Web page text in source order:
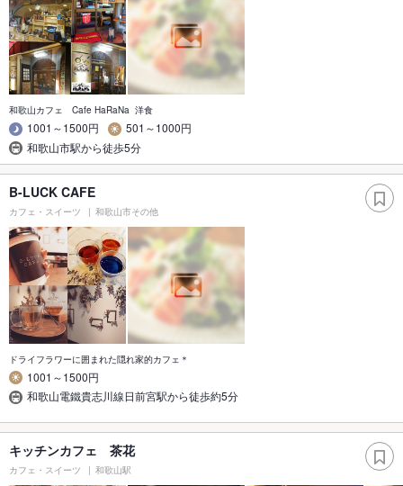
和歌山カフェ Cafe HaRaNa 洋食
1001～1500円
501～1000円
和歌山市駅から徒歩5分
B-LUCK CAFE
カフェ・スイーツ 和歌山市その他
ドライフラワーに囲まれた隠れ家的カフェ＊
1001～1500円
和歌山電鐵貴志川線日前宮駅から徒歩約5分
キッチンカフェ 茶花
カフェ・スイーツ 和歌山駅